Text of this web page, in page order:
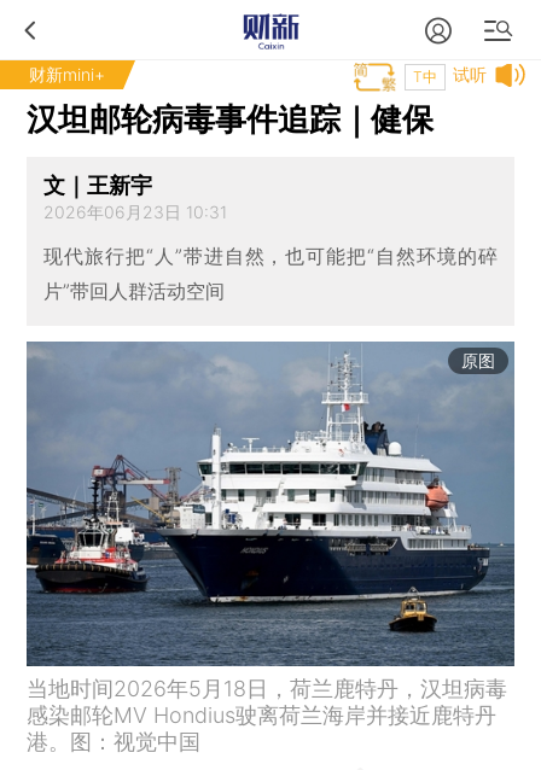
财新mini+ 试听
T中
汉坦邮轮病毒事件追踪｜健保
文｜王新宇
2026年06月23日 10:31
现代旅行把“人”带进自然，也可能把“自然环境的碎
片”带回人群活动空间
原图
当地时间2026年5月18日，荷兰鹿特丹，汉坦病毒
感染邮轮MV Hondius驶离荷兰海岸并接近鹿特丹
港。图：视觉中国